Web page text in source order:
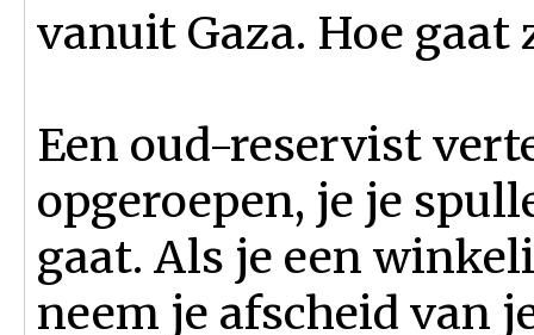
vanuit Gaza. Hoe gaat
Een oud-reservist
opgeroepen, je je
gaat. Als je een
neem je afscheid van